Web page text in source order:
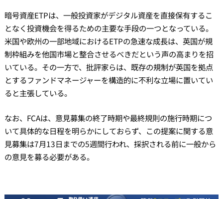
暗号資産ETPは、一般投資家がデジタル資産を直接保有するこ
となく投資機会を得るための主要な手段の一つとなっている。
米国や欧州の一部地域におけるETPの急速な成長は、英国が規
制枠組みを他国市場と整合させるべきだという声の高まりを招
いている。その一方で、批評家らは、既存の規制が英国を拠点
とするファンドマネージャーを構造的に不利な立場に置いてい
ると主張している。
なお、FCAは、意見募集の終了時期や最終規則の施行時期につ
いて具体的な日程を明らかにしておらず、この提案に関する意
見募集は7月13日までの5週間行われ、採択される前に一般から
の意見を募る必要がある。